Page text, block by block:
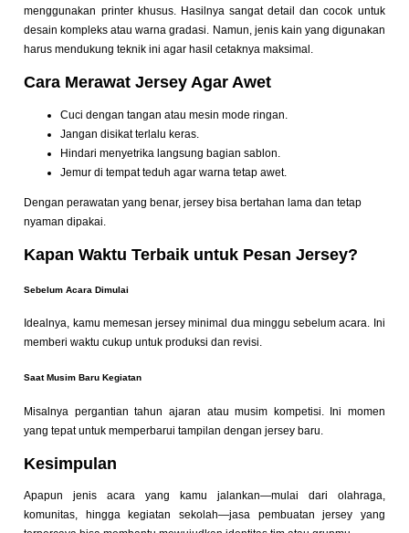
menggunakan printer khusus. Hasilnya sangat detail dan cocok untuk
desain kompleks atau warna gradasi. Namun, jenis kain yang digunakan
harus mendukung teknik ini agar hasil cetaknya maksimal.
Cara Merawat Jersey Agar Awet
Cuci dengan tangan atau mesin mode ringan.
Jangan disikat terlalu keras.
Hindari menyetrika langsung bagian sablon.
Jemur di tempat teduh agar warna tetap awet.
Dengan perawatan yang benar, jersey bisa bertahan lama dan tetap
nyaman dipakai.
Kapan Waktu Terbaik untuk Pesan Jersey?
Sebelum Acara Dimulai
Idealnya, kamu memesan jersey minimal dua minggu sebelum acara. Ini
memberi waktu cukup untuk produksi dan revisi.
Saat Musim Baru Kegiatan
Misalnya pergantian tahun ajaran atau musim kompetisi. Ini momen
yang tepat untuk memperbarui tampilan dengan jersey baru.
Kesimpulan
Apapun jenis acara yang kamu jalankan—mulai dari olahraga,
komunitas, hingga kegiatan sekolah—jasa pembuatan jersey yang